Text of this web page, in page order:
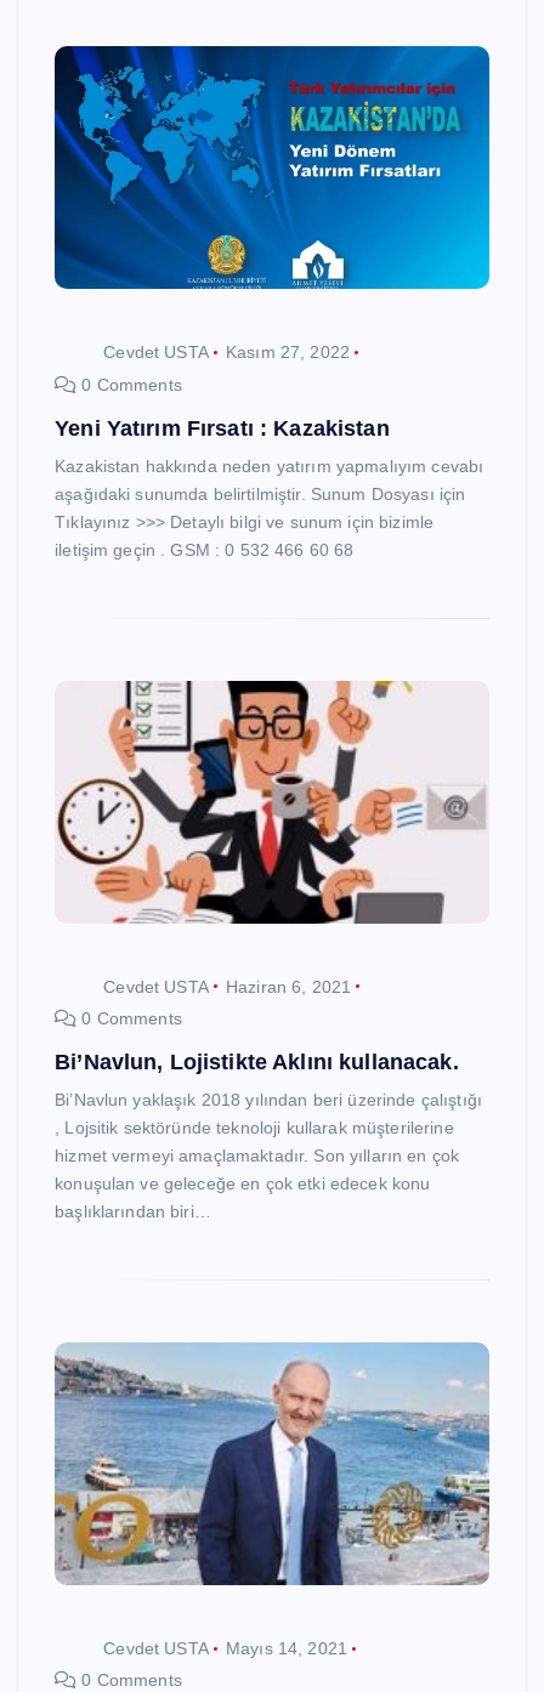
Cevdet USTA
Kasım 27, 2022
0 Comments
Yeni Yatırım Fırsatı : Kazakistan
Kazakistan hakkında neden yatırım yapmalıyım cevabı
aşağıdaki sunumda belirtilmiştir. Sunum Dosyası için
Tıklayınız >>> Detaylı bilgi ve sunum için bizimle
iletişim geçin . GSM : 0 532 466 60 68
Cevdet USTA
Haziran 6, 2021
0 Comments
Bi’Navlun, Lojistikte Aklını kullanacak.
Bi’Navlun yaklaşık 2018 yılından beri üzerinde çalıştığı
, Lojsitik sektöründe teknoloji kullarak müşterilerine
hizmet vermeyi amaçlamaktadır. Son yılların en çok
konuşulan ve geleceğe en çok etki edecek konu
başlıklarından biri…
Cevdet USTA
Mayıs 14, 2021
0 Comments